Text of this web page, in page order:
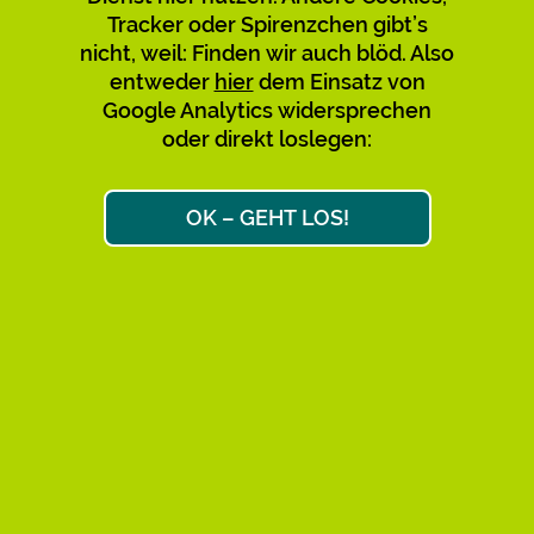
Verwirrung mit den bestehenden
zu vermeiden, empfehlen wir,
diese nicht mehr zu nutzen und zu
teilen. Bitte sagt’s auch den
Max & Max
Tracker oder Spirenzchen gibt’s
nicht, weil: Finden wir auch blöd. Also
entweder hierdem Einsatz von
Google Analytics widersprechen
oder direkt loslegen:
OK – GEHT LOS!